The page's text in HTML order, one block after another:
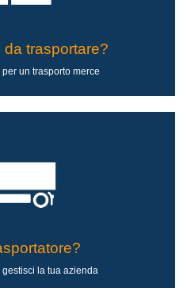
trasportare?
un trasporto merce
la tua azienda